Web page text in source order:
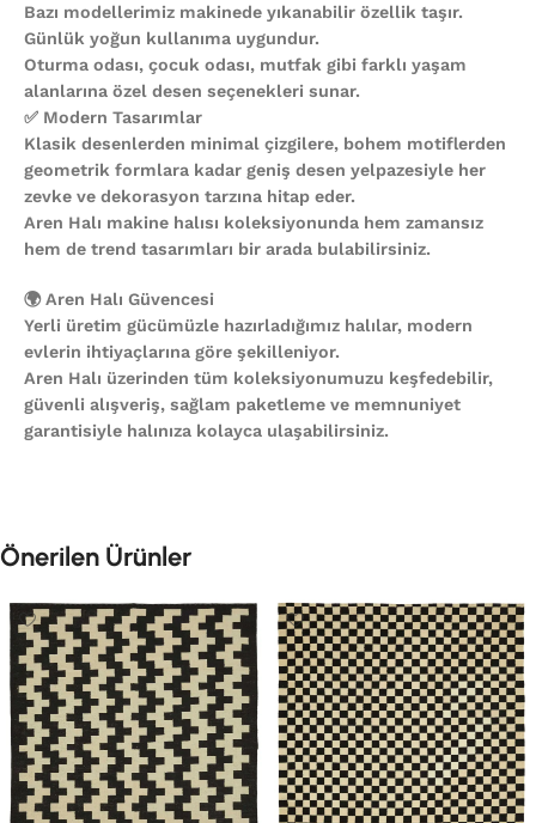
Bazı modellerimiz makinede yıkanabilir özellik taşır.
Günlük yoğun kullanıma uygundur.
Oturma odası, çocuk odası, mutfak gibi farklı yaşam
alanlarına özel desen seçenekleri sunar.
✅ Modern Tasarımlar
Klasik desenlerden minimal çizgilere, bohem motiflerden
geometrik formlara kadar geniş desen yelpazesiyle her
zevke ve dekorasyon tarzına hitap eder.
Aren Halı makine halısı koleksiyonunda hem zamansız
hem de trend tasarımları bir arada bulabilirsiniz.
🌍 Aren Halı Güvencesi
Yerli üretim gücümüzle hazırladığımız halılar, modern
evlerin ihtiyaçlarına göre şekilleniyor.
Aren Halı üzerinden tüm koleksiyonumuzu keşfedebilir,
güvenli alışveriş, sağlam paketleme ve memnuniyet
garantisiyle halınıza kolayca ulaşabilirsiniz.
Önerilen Ürünler